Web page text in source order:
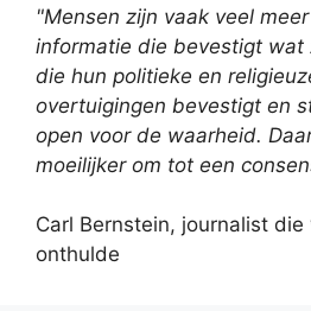
"Mensen zijn vaak veel
informatie die bevestigt wat
die hun politieke en
overtuigingen bevestigt en
open voor de waarheid.
moeilijker om tot een
Carl Bernstein, journalist
onthulde